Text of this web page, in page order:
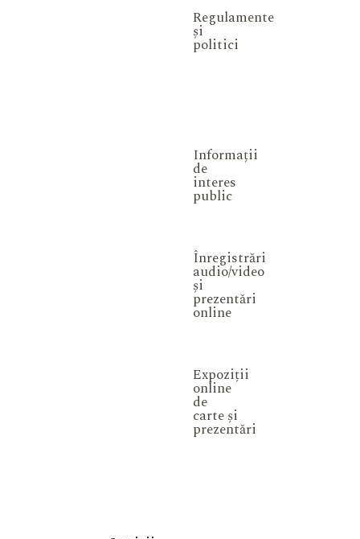
Regulamente
și
politici
Informații
de
interes
public
Înregistrări
audio/video
și
prezentări
online
Expoziții
online
de
carte și
prezentări